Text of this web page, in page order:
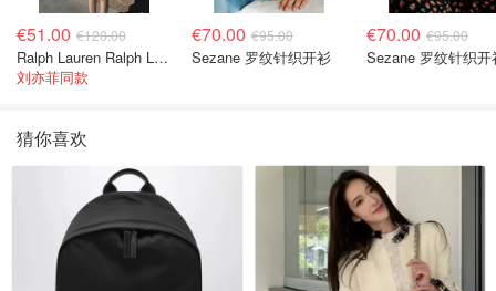
€51.00 €120.00
Ralph Lauren Ralph Lauren 男童亚麻衬衫
刘亦菲同款
€70.00 €95.00
Sezane 罗纹针织开衫
€70.00 €95.00
Sezane 罗纹针织开
猜你喜欢